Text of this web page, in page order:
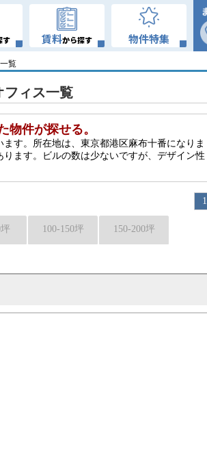
す 賃料から探す 物件特集
覧
フィス一覧
物件が探せる。
す。所在地は、東京都港区麻布十番になりま
ます。ビルの数は少ないですが、デザイン性
1
100-150坪 150-200坪